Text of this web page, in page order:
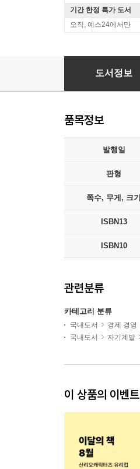
기간 한정 특가 도서
오직, 예스24에서만
부하 기술
도서정보
품목정보
발행일
판형
쪽수, 무게, 크기
ISBN13
ISBN10
관련분류
카테고리 분류
국내도서 경제 경영
국내도서
자기계발
이 상품의 이벤트